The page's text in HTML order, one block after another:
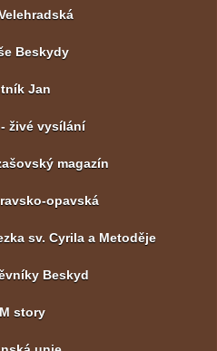
Beskydy
Jan
- živé vysílání
magazín
opavská
sv. Cyrila a Metoděje
Beskyd
story